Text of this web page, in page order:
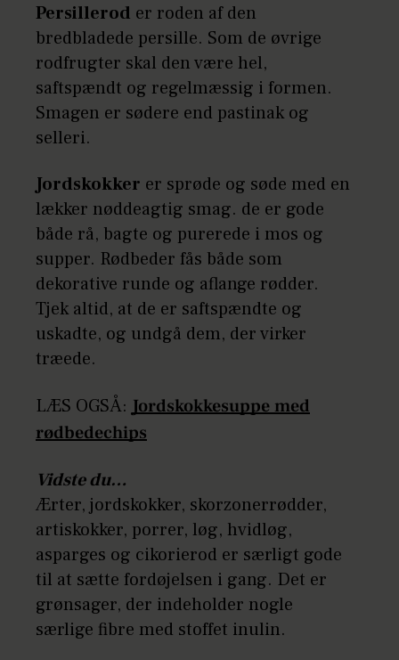
Persillerod er roden af den
bredbladede persille. Som de øvrige
rodfrugter skal den være hel,
saftspændt og regelmæssig i formen.
Smagen er sødere end pastinak og
selleri.
Jordskokker er sprøde og søde med en
lækker nøddeagtig smag. de er gode
både rå, bagte og purerede i mos og
supper. Rødbeder fås både som
dekorative runde og aflange rødder.
Tjek altid, at de er saftspændte og
uskadte, og undgå dem, der virker
træede.
LÆS OGSÅ: Jordskokkesuppe med
rødbedechips
Vidste du…
Ærter, jordskokker, skorzonerrødder,
artiskokker, porrer, løg, hvidløg,
asparges og cikorierod er særligt gode
til at sætte fordøjelsen i gang. Det er
grønsager, der indeholder nogle
særlige fibre med stoffet inulin.